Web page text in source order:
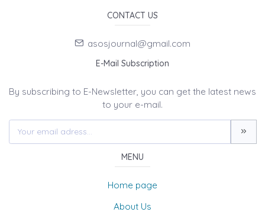
CONTACT US
asosjournal@gmail.com
E-Mail Subscription
By subscribing to E-Newsletter, you can get the latest news
to your e-mail.
MENU
Home page
About Us